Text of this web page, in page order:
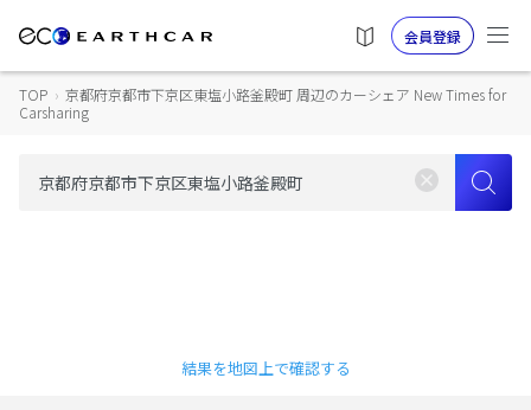
会員登録
TOP › 京都府京都市下京区東塩小路釜殿町 周辺のカーシェア New Times for
Carsharing
結果を地図上で確認する